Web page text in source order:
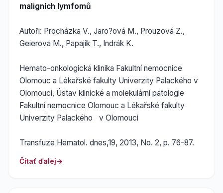
maligních lymfomů
Autoři: Procházka V., Jaro?ová M., Prouzová Z.,
Geierová M., Papajík T., Indrák K.
Hemato-onkologická klinika Fakultní nemocnice
Olomouc a Lékařské fakulty Univerzity Palackého v
Olomouci, Ústav klinické a molekulární patologie
Fakultní nemocnice Olomouc a Lékařské fakulty
Univerzity Palackého v Olomouci
Transfuze Hematol. dnes,19, 2013, No. 2, p. 76-87.
Čítať ďalej